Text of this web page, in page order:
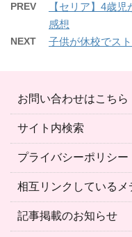
PREV
【セリア】4歳
感想
NEXT 子供が休校でス
お問い合わせはこちら
サイト内検索
プライバシーポリシー
相互リンクしているメ
記事掲載のお知らせ